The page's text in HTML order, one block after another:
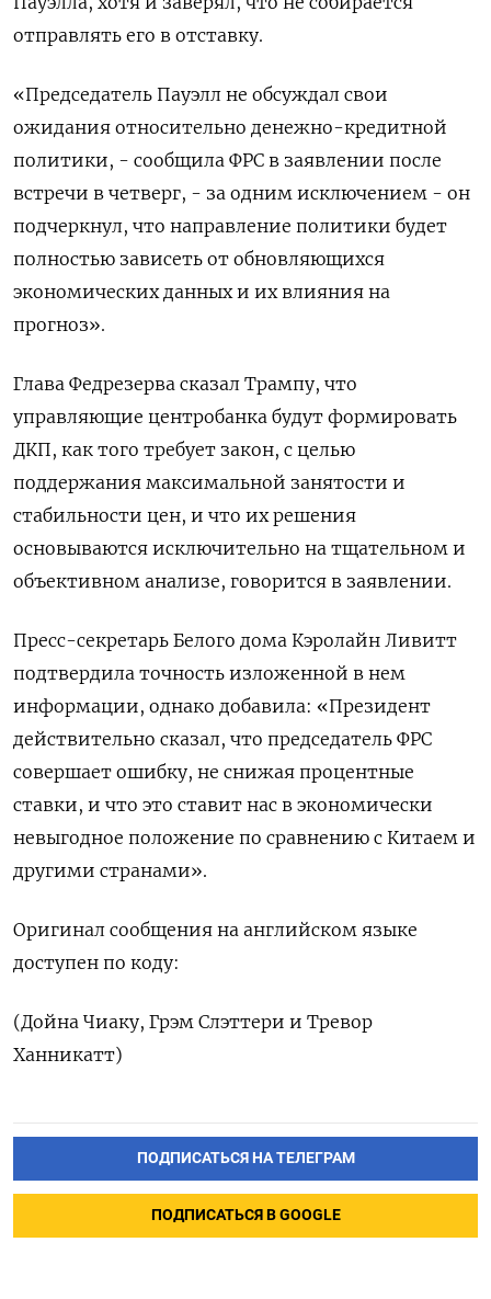
отправлять его в отставку.
«Председатель Пауэлл не обсуждал свои
ожидания относительно денежно-кредитной
политики, - сообщила ФРС в заявлении после
встречи в четверг, - за одним исключением - он
подчеркнул, что направление политики будет
полностью зависеть от обновляющихся
экономических данных и их влияния на
прогноз».
Глава Федрезерва сказал Трампу, что
управляющие центробанка будут формировать
ДКП, как того требует закон, с целью
поддержания максимальной занятости и
стабильности цен, и что их решения
основываются исключительно на тщательном и
объективном анализе, говорится в заявлении.
Пресс-секретарь Белого дома Кэролайн Ливитт
подтвердила точность изложенной в нем
информации, однако добавила: «Президент
действительно сказал, что председатель ФРС
совершает ошибку, не снижая процентные
ставки, и что это ставит нас в экономически
невыгодное положение по сравнению с Китаем и
другими странами».
Оригинал сообщения на английском языке
доступен по коду:
(Дойна Чиаку, Грэм Слэттери и Тревор
Ханникатт)
ПОДПИСАТЬСЯ НА ТЕЛЕГРАМ
ПОДПИСАТЬСЯ В GOOGLE